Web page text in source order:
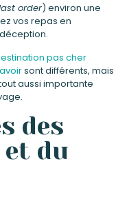
order) environ une
vos repas en
pas cher
sont différents, mais
aussi importante
des
et du